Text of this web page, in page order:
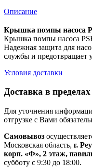
Описание
Крышка помпы насоса
Крышка помпы насоса
Надежная защита для
службы и предотвращает
Условия доставки
Доставка в
Для уточнения
отгрузке с Вами
Самовывоз
Московская область, г.
корп. «Ф», 2 этаж,
субботу с 9:30 до 18:00.